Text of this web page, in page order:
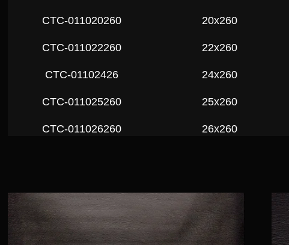
СTC-011020260 20x260
СTC-011022260 22x260
СTC-01102426 24x260
СTC-011025260 25x260
СTC-011026260 26x260